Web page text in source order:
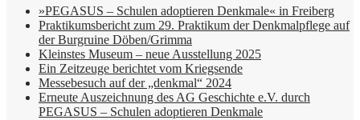
»PEGASUS – Schulen adoptieren Denkmale« in Freiberg
Praktikumsbericht zum 29. Praktikum der Denkmalpflege auf
der Burgruine Döben/Grimma
Kleinstes Museum – neue Ausstellung 2025
Ein Zeitzeuge berichtet vom Kriegsende
Messebesuch auf der „denkmal“ 2024
Erneute Auszeichnung des AG Geschichte e.V. durch
PEGASUS – Schulen adoptieren Denkmale